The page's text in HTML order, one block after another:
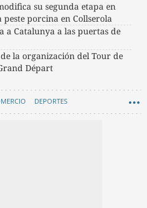
su segunda etapa en
porcina en Collserola
a Catalunya a las puertas de
la organización del Tour de
Départ
DEPORTES